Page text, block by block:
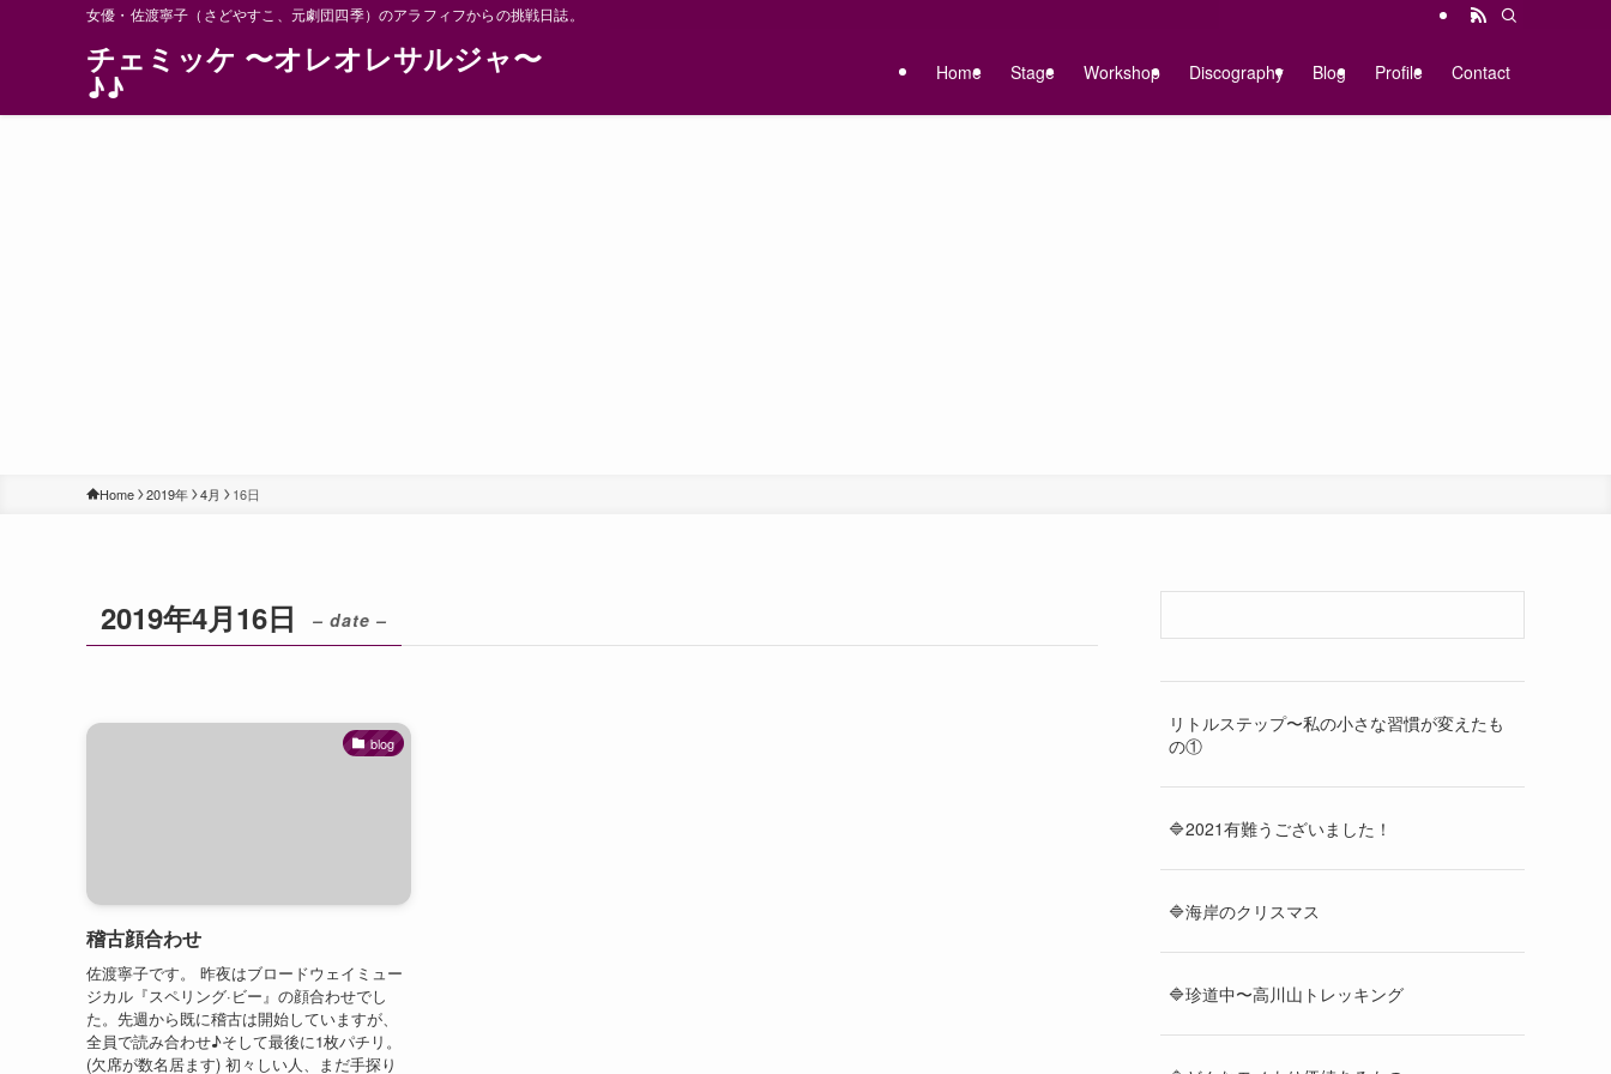
女優・佐渡寧子（さどやすこ、元劇団四季）のアラフィフからの挑戦日誌。
チェミッケ 〜オレオレサルジャ〜
♪♪ Home Stage Workshop Discography Blog Profile Contact
Home 2019年 4月 16日
2019年4月16日 – date –
blog
稽古顔合わせ
佐渡寧子です。 昨夜はブロードウェイミュー
ジカル『スペリング·ビー』の顔合わせでし
た。先週から既に稽古は開始していますが、
全員で読み合わせ♪そして最後に1枚パチリ。
(欠席が数名居ます) 初々しい人、まだ手探り
リトルステップ〜私の小さな習慣が変えたも
の①
🔷2021有難うございました！
🔷海岸のクリスマス
🔷珍道中〜高川山トレッキング